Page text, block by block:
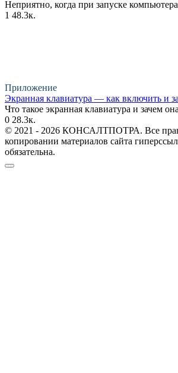
Неприятно, когда при запуске
1 48.3к.
Приложение
Экранная клавиатура — как включить и
Что такое экранная клавиатура и зачем
0 28.3к.
© 2021 - 2026 КОНСАЛТПОТРА. Все
копировании материалов сайта
обязательна.